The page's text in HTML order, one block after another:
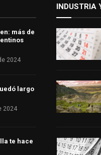
más de
2024
largo
2024
te hace
INDUSTRIA